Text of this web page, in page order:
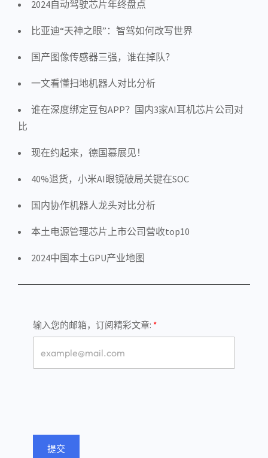
2024自动驾驶芯片年终盘点
比亚迪“天神之眼”：智驾如何改写世界
国产图像传感器三强，谁在掉队？
一文看懂扫地机器人对比分析
谁在深度绑定豆包APP？国内3家AI耳机芯片公司对
比
现在约起来，德国慕展见！
40%退货，小米AI眼镜破局关键在SOC
国内协作机器人龙头对比分析
本土电源管理芯片上市公司营收top10
2024中国本土GPU产业地图
输入您的邮箱，订阅精彩文章:
提交